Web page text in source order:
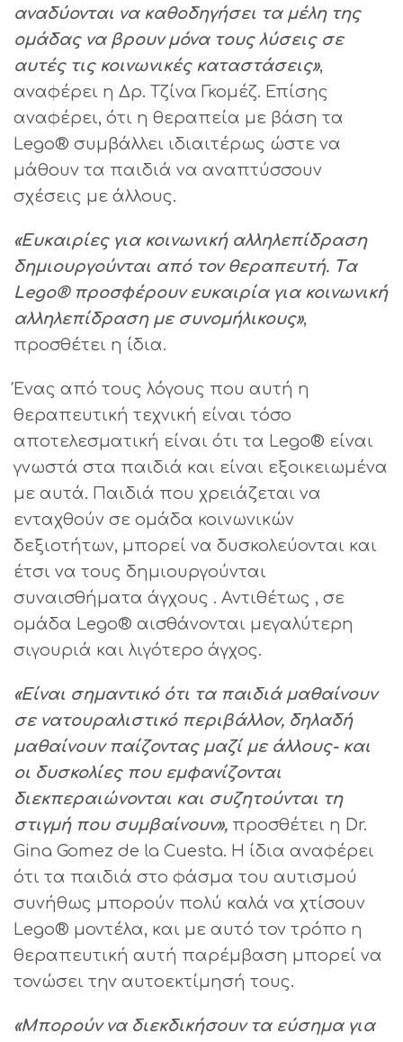
αναδύονται να καθοδηγήσει τα μέλη της
ομάδας να βρουν μόνα τους λύσεις σε
αυτές τις κοινωνικές καταστάσεις»,
αναφέρει η Δρ. Τζίνα Γκομέζ. Επίσης
αναφέρει, ότι η θεραπεία με βάση τα
Lego® συμβάλλει ιδιαιτέρως ώστε να
μάθουν τα παιδιά να αναπτύσσουν
σχέσεις με άλλους.
«Ευκαιρίες για κοινωνική αλληλεπίδραση
δημιουργούνται από τον θεραπευτή. Tα
Lego® προσφέρουν ευκαιρία για κοινωνική
αλληλεπίδραση με συνομήλικους»,
προσθέτει η ίδια.
Ένας από τους λόγους που αυτή η
θεραπευτική τεχνική είναι τόσο
αποτελεσματική είναι ότι τα Lego® είναι
γνωστά στα παιδιά και είναι εξοικειωμένα
με αυτά. Παιδιά που χρειάζεται να
ενταχθούν σε ομάδα κοινωνικών
δεξιοτήτων, μπορεί να δυσκολεύονται και
έτσι να τους δημιουργούνται
συναισθήματα άγχους . Αντιθέτως , σε
ομάδα Lego® αισθάνονται μεγαλύτερη
σιγουριά και λιγότερο άγχος.
«Είναι σημαντικό ότι τα παιδιά μαθαίνουν
σε νατουραλιστικό περιβάλλον, δηλαδή
μαθαίνουν παίζοντας μαζί με άλλους- και
οι δυσκολίες που εμφανίζονται
διεκπεραιώνονται και συζητούνται τη
στιγμή που συμβαίνουν», προσθέτει η Dr.
Gina Gomez de la Cuesta. Η ίδια αναφέρει
ότι τα παιδιά στο φάσμα του αυτισμού
συνήθως μπορούν πολύ καλά να χτίσουν
Lego® μοντέλα, και με αυτό τον τρόπο η
θεραπευτική αυτή παρέμβαση μπορεί να
τονώσει την αυτοεκτίμησή τους.
«Μπορούν να διεκδικήσουν τα εύσημα για